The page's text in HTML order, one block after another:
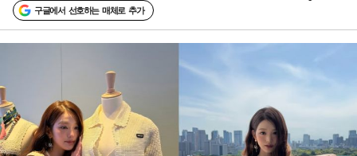
구글에서 선호하는 매체로 추가